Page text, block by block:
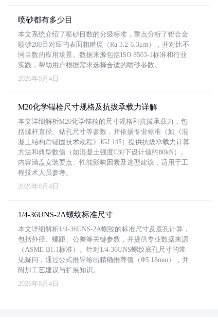
喷砂都有多少目
本文系统介绍了喷砂目数的分级标准，重点分析了铝合金
喷砂200目对应的表面粗糙度（Ra 3.2-6.3μm），并对比不
同目数的应用场景。数据来源包括ISO 8503-1标准和行业
实践，帮助用户根据需求选择合适的喷砂参数。
2026年8月4日
M20化学锚栓尺寸规格及抗拔承载力详解
本文详细解析M20化学锚栓的尺寸规格和抗拔承载力，包
括螺杆直径、钻孔尺寸等参数，并依据专业标准（如《混
凝土结构后锚固技术规程》JGJ 145）提供抗拔承载力计算
方法和典型数值（如混凝土强度C30下设计值约80kN）。
内容涵盖安装要点、性能影响因素及选型建议，适用于工
程技术人员参考。
2026年8月4日
1/4-36UNS-2A螺纹标准尺寸
本文详细解析1/4-36UNS-2A螺纹的标准尺寸及底孔计算，
包括外径、螺距、公差等关键参数，并提供专业数据来源
（ASME B1.1标准）。针对1/4-36UNS螺纹底孔尺寸的常
见疑问，通过公式推导给出精确推荐值（Φ5.18mm），并
附加工艺建议与扩展知识。
2026年8月4日